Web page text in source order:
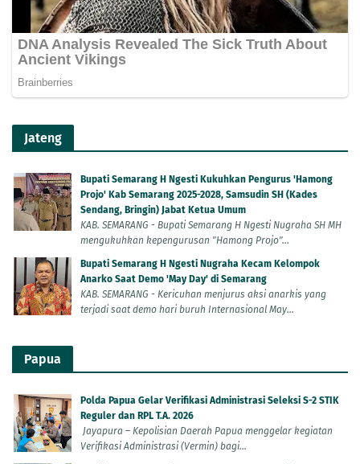
Jateng
Bupati Semarang H Ngesti Kukuhkan Pengurus 'Hamong
Projo' Kab Semarang 2025-2028, Samsudin SH (Kades
Sendang, Bringin) Jabat Ketua Umum
KAB. SEMARANG - Bupati Semarang H Ngesti Nugraha SH MH
mengukuhkan kepengurusan "Hamong Projo"...
Bupati Semarang H Ngesti Nugraha Kecam Kelompok
Anarko Saat Demo 'May Day' di Semarang
KAB. SEMARANG - Kericuhan menjurus aksi anarkis yang
terjadi saat demo hari buruh Internasional May...
Papua
Polda Papua Gelar Verifikasi Administrasi Seleksi S-2 STIK
Reguler dan RPL T.A. 2026
Jayapura – Kepolisian Daerah Papua menggelar kegiatan
Verifikasi Administrasi (Vermin) bagi...